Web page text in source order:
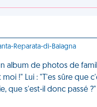
Reparata-di-Balagna
album de photos de
!" Lui : "T'es sûre que
que s'est-il donc passé ?"